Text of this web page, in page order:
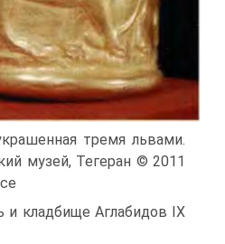
тремя львами.
музей, Тегеран © 2011
и кладбище Аглабидов IX